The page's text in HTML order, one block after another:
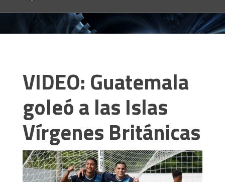
VIDEO: Guatemala
goleó a las Islas
Vírgenes Británicas